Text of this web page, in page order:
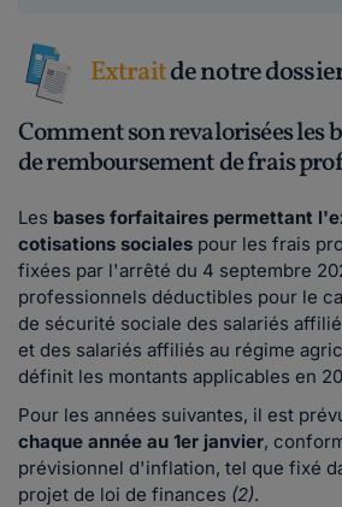
Extraitde notre
Comment son revalorisées les
de remboursement de frais
Les bases forfaitaires permettant
cotisations sociales pour les frais
fixées par l'arrêté du 4 septembre
professionnels déductibles pour le
de sécurité sociale des salariés
et des salariés affiliés au régime
définit les montants applicables en
Pour les années suivantes, il est
chaque année au 1er janvier,
prévisionnel d'inflation, tel que fixé
projet de loi de finances (2).